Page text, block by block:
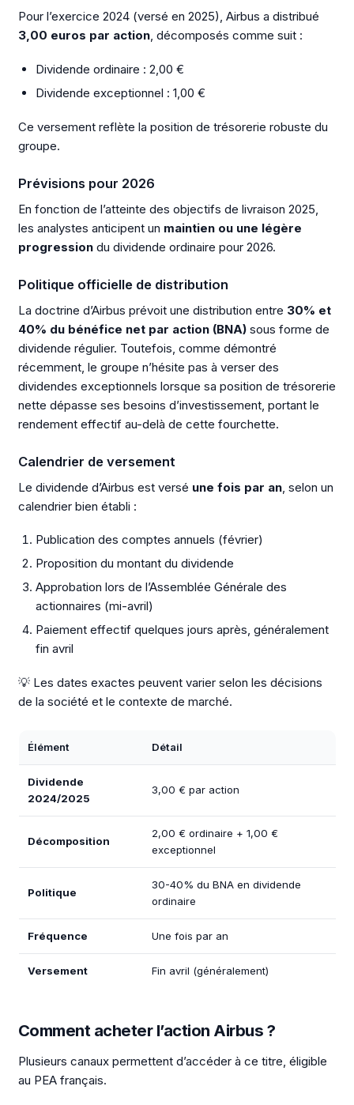
Pour l’exercice 2024 (versé en 2025), Airbus a distribué
3,00 euros par action, décomposés comme suit :
Dividende ordinaire : 2,00 €
Dividende exceptionnel : 1,00 €
Ce versement reflète la position de trésorerie robuste du
groupe.
Prévisions pour 2026
En fonction de l’atteinte des objectifs de livraison 2025,
les analystes anticipent un maintien ou une légère
progressiondu dividende ordinaire pour 2026.
Politique officielle de distribution
La doctrine d’Airbus prévoit une distribution entre 30% et
40% du bénéfice net par action (BNA)sous forme de
dividende régulier. Toutefois, comme démontré
récemment, le groupe n’hésite pas à verser des
dividendes exceptionnels lorsque sa position de trésorerie
nette dépasse ses besoins d’investissement, portant le
rendement effectif au-delà de cette fourchette.
Calendrier de versement
Le dividende d’Airbus est versé une fois par an, selon un
calendrier bien établi :
Publication des comptes annuels (février)
Proposition du montant du dividende
Approbation lors de l’Assemblée Générale des
actionnaires (mi-avril)
Paiement effectif quelques jours après, généralement
fin avril
💡 Les dates exactes peuvent varier selon les décisions
de la société et le contexte de marché.
Élément Détail
Dividende
2024/2025
3,00 € par action
Décomposition
2,00 € ordinaire + 1,00 €
exceptionnel
Politique
30-40% du BNA en dividende
ordinaire
Fréquence Une fois par an
Versement Fin avril (généralement)
Comment acheter l’action Airbus ?
Plusieurs canaux permettent d’accéder à ce titre, éligible
au PEA français.